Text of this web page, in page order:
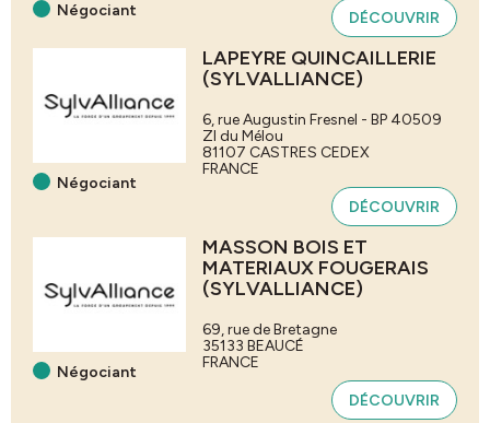
Négociant DÉCOUVRIR
Négociant
LAPEYRE QUINCAILLERIE
(SYLVALLIANCE)
6, rue Augustin Fresnel - BP 40509
ZI du Mélou
81107 CASTRES CEDEX
FRANCE
DÉCOUVRIR
Négociant
MASSON BOIS ET
MATERIAUX FOUGERAIS
(SYLVALLIANCE)
69, rue de Bretagne
35133 BEAUCÉ
FRANCE
DÉCOUVRIR